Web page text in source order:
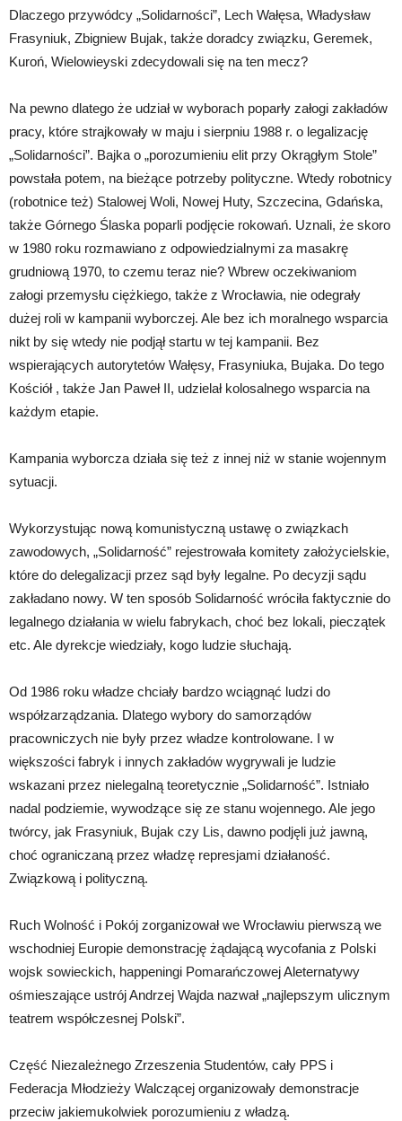
Dlaczego przywódcy „Solidarności”, Lech Wałęsa, Władysław
Frasyniuk, Zbigniew Bujak, także doradcy związku, Geremek,
Kuroń, Wielowieyski zdecydowali się na ten mecz?
Na pewno dlatego że udział w wyborach poparły załogi zakładów
pracy, które strajkowały w maju i sierpniu 1988 r. o legalizację
„Solidarności”. Bajka o „porozumieniu elit przy Okrągłym Stole”
powstała potem, na bieżące potrzeby polityczne. Wtedy robotnicy
(robotnice też) Stalowej Woli, Nowej Huty, Szczecina, Gdańska,
także Górnego Ślaska poparli podjęcie rokowań. Uznali, że skoro
w 1980 roku rozmawiano z odpowiedzialnymi za masakrę
grudniową 1970, to czemu teraz nie? Wbrew oczekiwaniom
załogi przemysłu ciężkiego, także z Wrocławia, nie odegrały
dużej roli w kampanii wyborczej. Ale bez ich moralnego wsparcia
nikt by się wtedy nie podjął startu w tej kampanii. Bez
wspierających autorytetów Wałęsy, Frasyniuka, Bujaka. Do tego
Kościół , także Jan Paweł II, udzielał kolosalnego wsparcia na
każdym etapie.
Kampania wyborcza działa się też z innej niż w stanie wojennym
sytuacji.
Wykorzystując nową komunistyczną ustawę o związkach
zawodowych, „Solidarność” rejestrowała komitety założycielskie,
które do delegalizacji przez sąd były legalne. Po decyzji sądu
zakładano nowy. W ten sposób Solidarność wróciła faktycznie do
legalnego działania w wielu fabrykach, choć bez lokali, pieczątek
etc. Ale dyrekcje wiedziały, kogo ludzie słuchają.
Od 1986 roku władze chciały bardzo wciągnąć ludzi do
współzarządzania. Dlatego wybory do samorządów
pracowniczych nie były przez władze kontrolowane. I w
większości fabryk i innych zakładów wygrywali je ludzie
wskazani przez nielegalną teoretycznie „Solidarność”. Istniało
nadal podziemie, wywodzące się ze stanu wojennego. Ale jego
twórcy, jak Frasyniuk, Bujak czy Lis, dawno podjęli już jawną,
choć ograniczaną przez władzę represjami działaność.
Związkową i polityczną.
Ruch Wolność i Pokój zorganizował we Wrocławiu pierwszą we
wschodniej Europie demonstrację żądającą wycofania z Polski
wojsk sowieckich, happeningi Pomarańczowej Aleternatywy
ośmieszające ustrój Andrzej Wajda nazwał „najlepszym ulicznym
teatrem współczesnej Polski”.
Część Niezależnego Zrzeszenia Studentów, cały PPS i
Federacja Młodzieży Walczącej organizowały demonstracje
przeciw jakiemukolwiek porozumieniu z władzą.